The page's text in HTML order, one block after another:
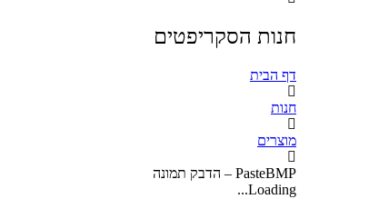
חנות הסקריפטים
דף הבית
חנות
מוצרים
PasteBMP – הדבק תמונה
Loading...